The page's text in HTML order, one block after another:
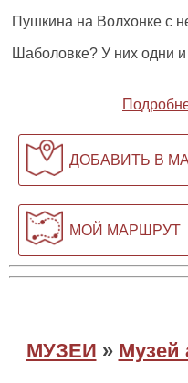
Пушкина на Волхонке с
Шаболовке? У них одни и
ДОБАВИТЬ В
МОЙ МАРШРУТ
МУЗЕИ » Музей